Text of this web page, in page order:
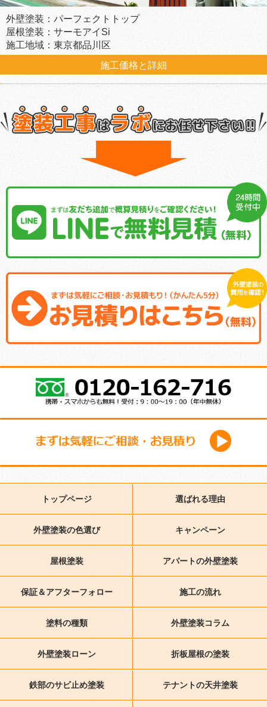
外壁塗装：パーフェクトトップ
屋根塗装：サーモアイSi
施工地域：東京都品川区
施工価格と詳細
トップページ 選ばれる理由
外壁塗装の色選び キャンペーン
屋根塗装 アパートの外壁塗装
保証＆アフターフォロー 施工の流れ
塗料の種類 外壁塗装コラム
外壁塗装ローン 折板屋根の塗装
鉄部のサビ止め塗装 テナントの天井塗装